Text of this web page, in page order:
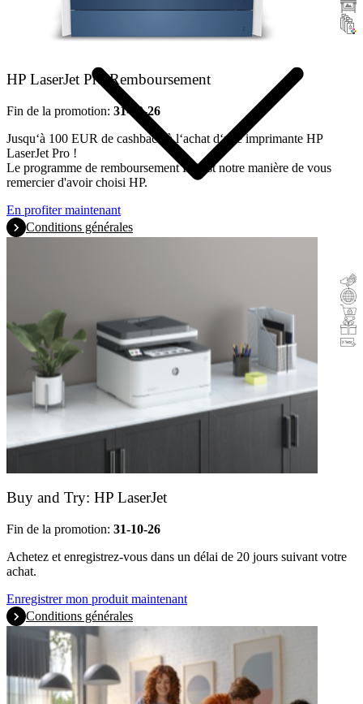
Cadeau avec l'achat
Garantie
HP LaserJet Pro Remboursement
Fin de la promotion: 31-10-26
Jusqu‘à 100 EUR de cashback à l‘achat d‘une imprimante HP
LaserJet Pro !
Le programme de remboursement HP est notre manière de vous
remercier d'avoir choisi HP.
En profiter maintenant
Conditions générales
Buy and Try: HP LaserJet
Fin de la promotion: 31-10-26
Achetez et enregistrez-vous dans un délai de 20 jours suivant votre
achat.
Enregistrer mon produit maintenant
Conditions générales